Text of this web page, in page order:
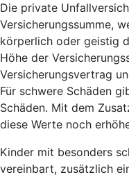
Die private
Versicherungssumme,
körperlich oder geistig
Höhe der
Versicherungsvertrag
Für schwere Schäden
Schäden. Mit dem
diese Werte noch
Kinder mit besonders
vereinbart, zusätzlich